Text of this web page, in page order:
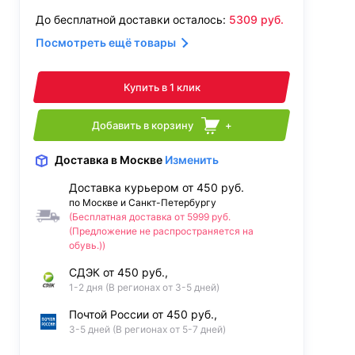
До бесплатной доставки осталось: 5309 руб.
Посмотреть ещё товары
Купить в 1 клик
Добавить в корзину +
Доставка в Москве Изменить
Доставка курьером от 450 руб.
по Москве и Санкт-Петербургу
(Бесплатная доставка от 5999 руб.
(Предложение не распространяется на
обувь.))
СДЭК от 450 руб.,
1-2 дня (В регионах от 3-5 дней)
Почтой России от 450 руб.,
3-5 дней (В регионах от 5-7 дней)